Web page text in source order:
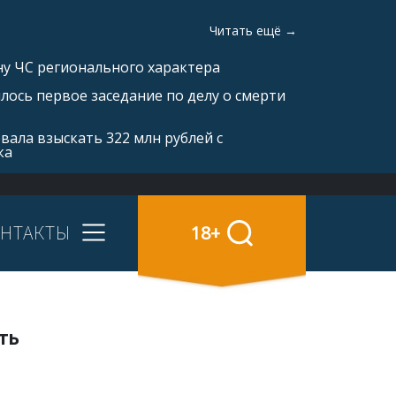
Читать ещё →
ЧС регионального характера
первое заседание по делу о смерти
взыскать 322 млн рублей с
18+